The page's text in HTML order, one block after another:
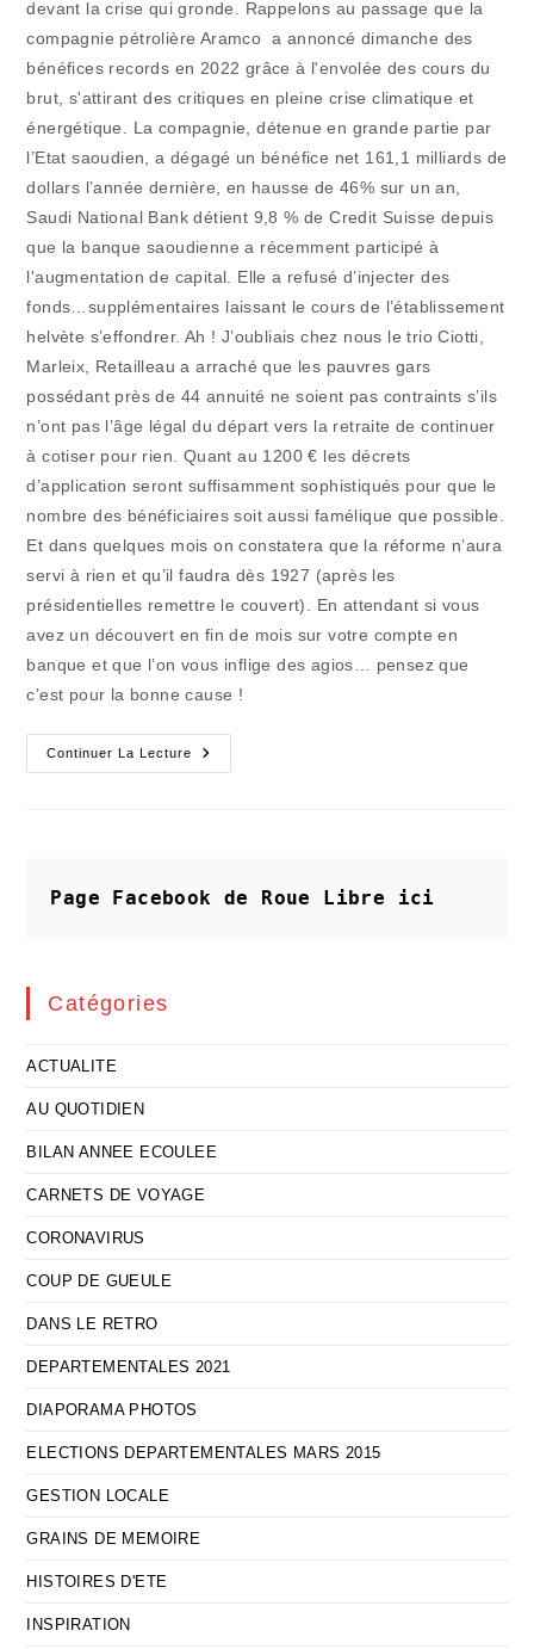
devant la crise qui gronde. Rappelons au passage que la
compagnie pétrolière Aramco a annoncé dimanche des
bénéfices records en 2022 grâce à l'envolée des cours du
brut, s'attirant des critiques en pleine crise climatique et
énergétique. La compagnie, détenue en grande partie par
l’Etat saoudien, a dégagé un bénéfice net 161,1 milliards de
dollars l’année dernière, en hausse de 46% sur un an,
Saudi National Bank détient 9,8 % de Credit Suisse depuis
que la banque saoudienne a récemment participé à
l'augmentation de capital. Elle a refusé d’injecter des
fonds…supplémentaires laissant le cours de l’établissement
helvète s’effondrer. Ah ! J’oubliais chez nous le trio Ciotti,
Marleix, Retailleau a arraché que les pauvres gars
possédant près de 44 annuité ne soient pas contraints s’ils
n’ont pas l’âge légal du départ vers la retraite de continuer
à cotiser pour rien. Quant au 1200 € les décrets
d’application seront suffisamment sophistiqués pour que le
nombre des bénéficiaires soit aussi famélique que possible.
Et dans quelques mois on constatera que la réforme n’aura
servi à rien et qu’il faudra dès 1927 (après les
présidentielles remettre le couvert). En attendant si vous
avez un découvert en fin de mois sur votre compte en
banque et que l’on vous inflige des agios… pensez que
c’est pour la bonne cause !
Continuer La Lecture
La
Route
De
Bonnes
Page Facebook de Roue Libre ici
Catégories
ACTUALITE
AU QUOTIDIEN
BILAN ANNEE ECOULEE
CARNETS DE VOYAGE
CORONAVIRUS
COUP DE GUEULE
DANS LE RETRO
DEPARTEMENTALES 2021
DIAPORAMA PHOTOS
ELECTIONS DEPARTEMENTALES MARS 2015
GESTION LOCALE
GRAINS DE MEMOIRE
HISTOIRES D'ETE
INSPIRATION